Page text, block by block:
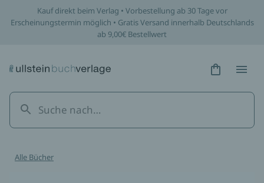
Kauf direkt beim Verlag • Vorbestellung ab 30 Tage vor
Erscheinungstermin möglich • Gratis Versand innerhalb Deutschlands
ab 9,00€ Bestellwert
Hidden
Alle Bücher